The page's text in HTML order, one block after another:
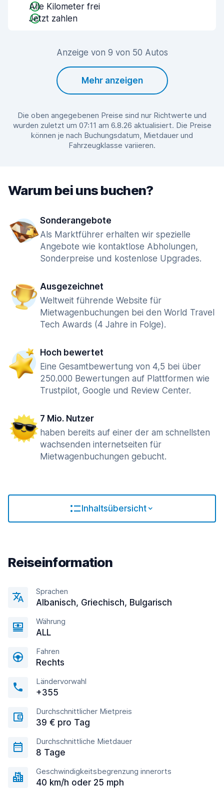
Alle Kilometer frei
Jetzt zahlen
Anzeige von 9 von 50 Autos
Mehr anzeigen
Die oben angegebenen Preise sind nur Richtwerte und
wurden zuletzt um 07:11 am 6.8.26 aktualisiert. Die Preise
können je nach Buchungsdatum, Mietdauer und
Fahrzeugklasse variieren.
Warum bei uns buchen?
Sonderangebote
Als Marktführer erhalten wir spezielle
Angebote wie kontaktlose Abholungen,
Sonderpreise und kostenlose Upgrades.
Ausgezeichnet
Weltweit führende Website für
Mietwagenbuchungen bei den World Travel
Tech Awards (4 Jahre in Folge).
Hoch bewertet
Eine Gesamtbewertung von 4,5 bei über
250.000 Bewertungen auf Plattformen wie
Trustpilot, Google und Review Center.
7 Mio. Nutzer
haben bereits auf einer der am schnellsten
wachsenden internetseiten für
Mietwagenbuchungen gebucht.
Inhaltsübersicht
Reiseinformation
Sprachen
Albanisch, Griechisch, Bulgarisch
Währung
ALL
Fahren
Rechts
Ländervorwahl
+355
Durchschnittlicher Mietpreis
39 € pro Tag
Durchschnittliche Mietdauer
8 Tage
Geschwindigkeitsbegrenzung innerorts
40 km/h oder 25 mph